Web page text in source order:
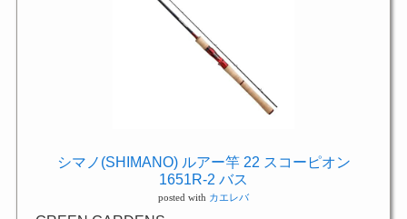
シマノ(SHIMANO) ルアー竿 22 スコーピオン
1651R-2 バス
posted with カエレバ